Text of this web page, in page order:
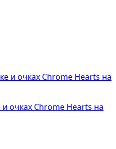
очках Chrome Hearts на